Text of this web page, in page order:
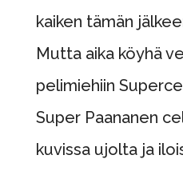
kaiken tämän
Mutta aika köyhä
pelimiehiin
Super Paananen
kuvissa ujolta ja